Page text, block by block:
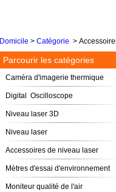
Domicile > Catégorie >
Parcourir les catégories
Caméra d'imagerie thermique
Digital Oscilloscope
Niveau laser 3D
Niveau laser
Accessoires de niveau laser
Mètres d'essai d'environnement
Moniteur qualité de l'air